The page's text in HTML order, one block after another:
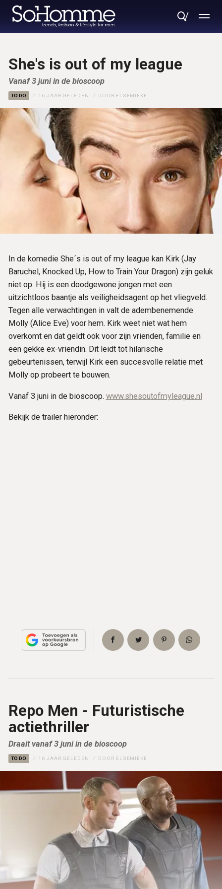
She's is out of my league
Vanaf 3 juni in de bioscoop
TO DO 16 JAAR GELEDEN DOOR ELSEMIEKE
In de komedie She´s is out of my league kan Kirk (Jay
Baruchel, Knocked Up, How to Train Your Dragon) zijn geluk
niet op. Hij is een doodgewone jongen met een
uitzichtloos baantje als veiligheidsagent op het vliegveld.
Tegen alle verwachtingen in valt de adembenemende
Molly (Alice Eve) voor hem. Kirk weet niet wat hem
overkomt en dat geldt ook voor zijn vrienden, familie en
een gekke ex-vriendin. Dit leidt tot hilarische
gebeurtenissen, terwijl Kirk een succesvolle relatie met
Molly op probeert te bouwen.
Vanaf 3 juni in de bioscoop. www.shesoutofmyleague.nl
Bekijk de trailer hieronder:
Repo Men - Futuristische
actiethriller
Draait vanaf 3 juni in de bioscoop
TO DO 16 JAAR GELEDEN DOOR ELSEMIEKE